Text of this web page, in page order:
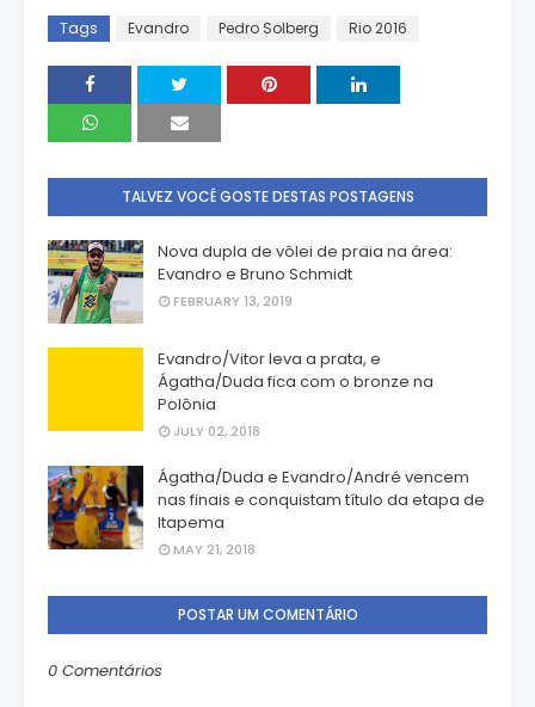
Tags Evandro Pedro Solberg Rio 2016
TALVEZ VOCÊ GOSTE DESTAS POSTAGENS
Nova dupla de vôlei de praia na área:
Evandro e Bruno Schmidt
FEBRUARY 13, 2019
Evandro/Vitor leva a prata, e
Ágatha/Duda fica com o bronze na
Polônia
JULY 02, 2018
Ágatha/Duda e Evandro/André vencem
nas finais e conquistam título da etapa de
Itapema
MAY 21, 2018
POSTAR UM COMENTÁRIO
0 Comentários